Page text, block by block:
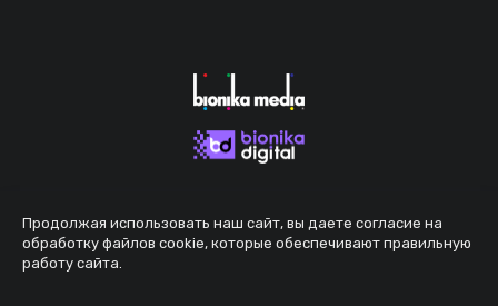
Продолжая использовать наш сайт, вы даете согласие на
обработку файлов cookie, которые обеспечивают правильную
работу сайта.